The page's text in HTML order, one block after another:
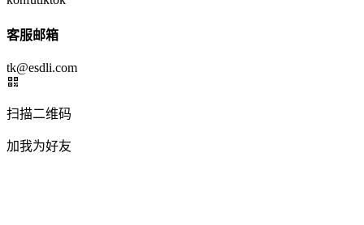
客服邮箱
tk@esdli.com
扫描二维码
加我为好友